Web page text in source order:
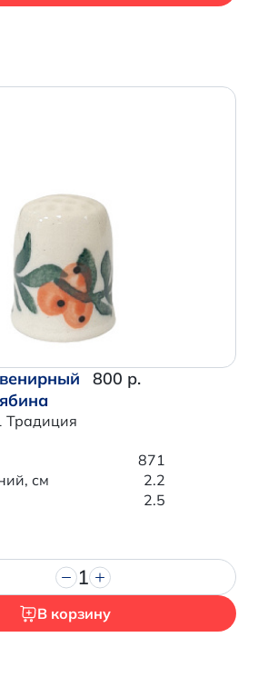
Традиция
800 р.
871
см
2.2
2.5
1
В корзину